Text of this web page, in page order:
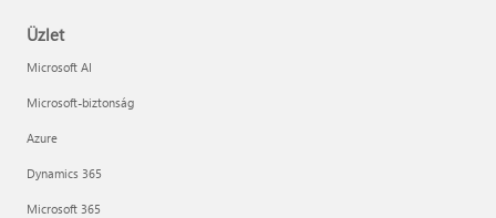
Üzlet
Microsoft AI
Microsoft-biztonság
Azure
Dynamics 365
Microsoft 365